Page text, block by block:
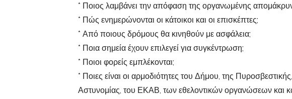
* Ποιος λαμβάνει την απόφαση της οργανωμένης
* Πώς ενημερώνονται οι κάτοικοι και οι επισκέπτες;
* Από ποιους δρόμους θα κινηθούν με ασφάλεια;
* Ποια σημεία έχουν επιλεγεί για συγκέντρωση;
* Ποιοι φορείς εμπλέκονται;
* Ποιες είναι οι αρμοδιότητες του Δήμου, της
Αστυνομίας, του ΕΚΑΒ, των εθελοντικών οργανώσεων και